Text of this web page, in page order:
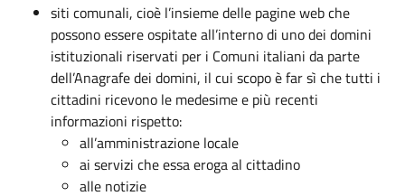
siti comunali, cioè l’insieme delle pagine web che
possono essere ospitate all’interno di uno dei domini
istituzionali riservati per i Comuni italiani da parte
dell’Anagrafe dei domini, il cui scopo è far sì che tutti i
cittadini ricevono le medesime e più recenti
informazioni rispetto:
all’amministrazione locale
ai servizi che essa eroga al cittadino
alle notizie